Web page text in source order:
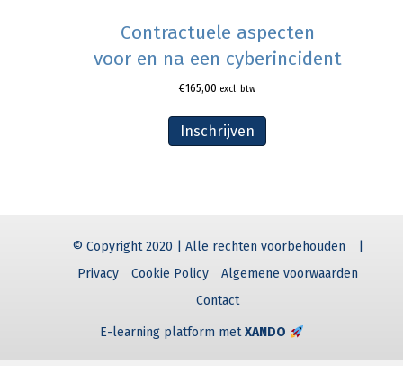
Contractuele aspecten
voor en na een cyberincident
€165,00 excl. btw
Inschrijven
© Copyright 2020 | Alle rechten voorbehouden
Privacy
Cookie Policy
Algemene voorwaarden
Contact
E-learning platform metXANDO